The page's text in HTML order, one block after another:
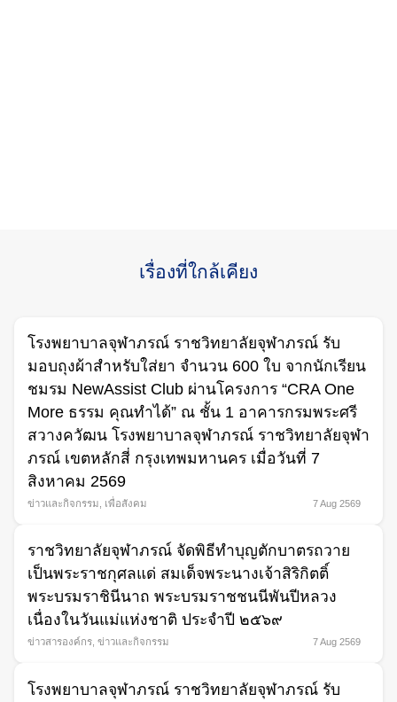
เรื่องที่ใกล้เคียง
โรงพยาบาลจุฬาภรณ์ ราชวิทยาลัยจุฬาภรณ์ รับ
มอบถุงผ้าสำหรับใส่ยา จำนวน 600 ใบ จากนักเรียน
ชมรม NewAssist Club ผ่านโครงการ “CRA One
More ธรรม คุณทำได้” ณ ชั้น 1 อาคารกรมพระศรี
สวางควัฒน โรงพยาบาลจุฬาภรณ์ ราชวิทยาลัยจุฬา
ภรณ์ เขตหลักสี่ กรุงเทพมหานคร เมื่อวันที่ 7
สิงหาคม 2569
ข่าวและกิจกรรม เพื่อสังคม 7 Aug 2569
ราชวิทยาลัยจุฬาภรณ์ จัดพิธีทำบุญตักบาตรถวาย
เป็นพระราชกุศลแด่ สมเด็จพระนางเจ้าสิริกิตติ์
พระบรมราชินีนาถ พระบรมราชชนนีพันปีหลวง
เนื่องในวันแม่แห่งชาติ ประจำปี ๒๕๖๙
ข่าวสารองค์กร ข่าวและกิจกรรม 7 Aug 2569
โรงพยาบาลจุฬาภรณ์ ราชวิทยาลัยจุฬาภรณ์ รับ